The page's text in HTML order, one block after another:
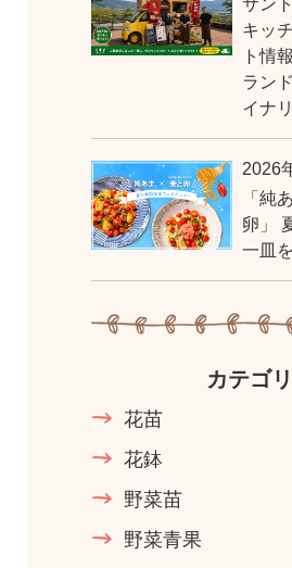
サン
キッ
ト情
ラン
イナ
2026
「純
卵」
一皿
カテゴリ
花苗
花鉢
野菜苗
野菜青果